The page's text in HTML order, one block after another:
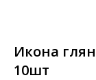
Икона
10шт